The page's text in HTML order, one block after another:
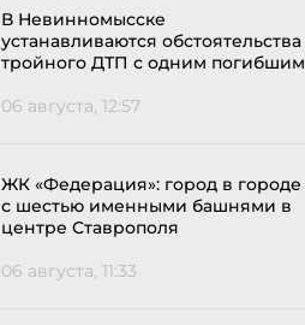
В Невинномысске
устанавливаются обстоятельства
тройного ДТП с одним погибшим
06 августа, 12:57
ЖК «Федерация»: город в городе
с шестью именными башнями в
центре Ставрополя
06 августа, 11:33